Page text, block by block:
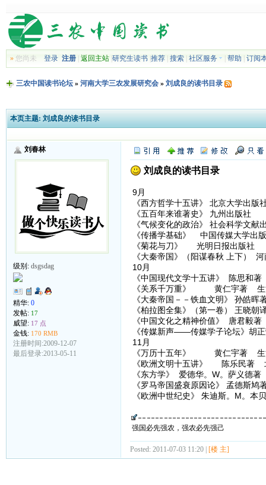
»您尚未 登录 注册| 返回主站| 研究生读书| 推荐| 搜索| 社区服务 帮助 订阅
三农中国读书论坛» 河南大学三农发展研究会» 刘成良的读书目录
本页主题: 刘成良的读书目录
刘春林
级别: dsgsdag
精华: 0
发帖: 17
威望: 17 点
金钱: 170 RMB
注册时间:2009-12-07
最后登录:2013-05-11
刘成良的读书目录
9月
《西方哲学十五讲》 北京大学出
《五百年来谁著史》 九州出版
《气候变化的政治》 社会科学文献
《传播学基础》 中国传媒大学出
《菊花与刀》 光明日报出版
《大秦帝国》（阳谋春秋 上下）
10月
《中国现代文学十五讲》 陈思和
《关系千万重》 黄仁宇著 生
《大秦帝国－－铁血文明》 孙皓
《柏拉图全集》（第一卷） 王晓
《中国文化之精神价值》 唐君毅
《传媒新声——传媒学子论坛》胡
11月
《万历十五年》 黄仁宇著 生
《欧洲文明十五讲》 陈乐民著
《东方学》 爱德华。W。萨义德
《罗马帝国盛衰原因论》 孟德斯
《欧洲中世纪史》 朱迪斯。M。
强国必先强农，强农必先强己
Posted: 2011-07-03 11:20 | [楼 主]